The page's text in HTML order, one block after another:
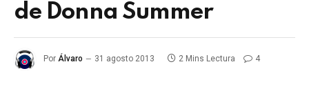
de Donna Summer
Por Álvaro 31 agosto 2013 2 Mins Lectura 4